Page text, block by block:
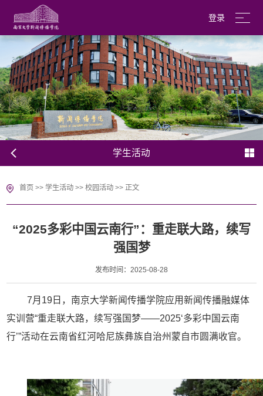
登录
English
学生活动
首页 >>学生活动 >>校园活动 >> 正文
“2025多彩中国云南行”：重走联大路，续写
强国梦
发布时间：2025-08-28
7月 19 日，南京大学新闻传播学院应用新闻传播融媒体
实训营“重走联大路，续写强国梦——2025‘多彩中国云南
行’”活动在云南省红河哈尼族彝族自治州蒙自市圆满收官。